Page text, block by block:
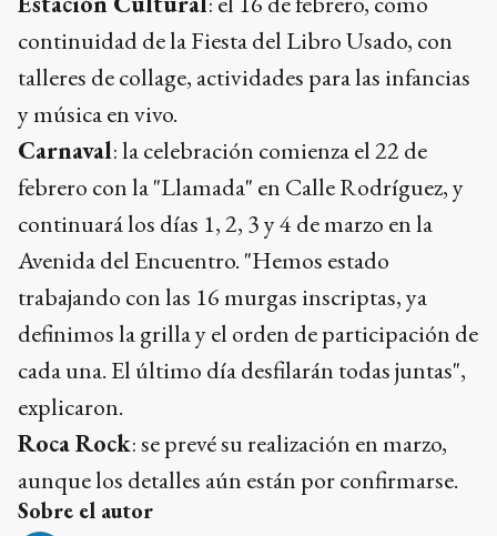
continuidad de la Fiesta del Libro Usado, con
talleres de collage, actividades para las infancias
y música en vivo.
Carnaval: la celebración comienza el 22 de
febrero con la "Llamada" en Calle Rodríguez, y
continuará los días 1, 2, 3 y 4 de marzo en la
Avenida del Encuentro. "Hemos estado
trabajando con las 16 murgas inscriptas, ya
definimos la grilla y el orden de participación de
cada una. El último día desfilarán todas juntas",
explicaron.
Roca Rock: se prevé su realización en marzo,
aunque los detalles aún están por confirmarse.
Sobre el autor